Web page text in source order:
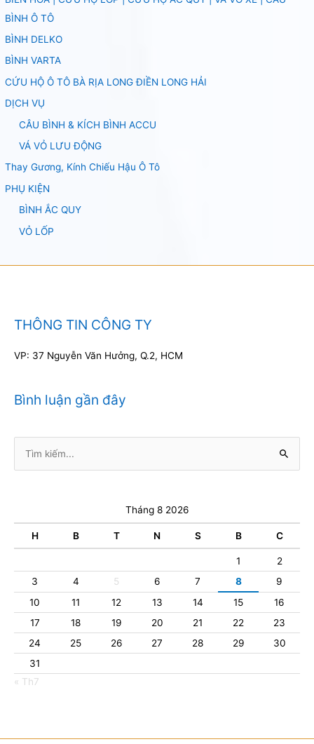
BÌNH Ô TÔ
BÌNH DELKO
BÌNH VARTA
CỨU HỘ Ô TÔ BÀ RỊA LONG ĐIỀN LONG HẢI
DỊCH VỤ
CÂU BÌNH & KÍCH BÌNH ACCU
VÁ VỎ LƯU ĐỘNG
Thay Gương, Kính Chiếu Hậu Ô Tô
PHỤ KIỆN
BÌNH ẮC QUY
VỎ LỐP
THÔNG TIN CÔNG TY
VP: 37 Nguyễn Văn Hưởng, Q.2, HCM
Bình luận gần đây
kiếm:
Tháng 8 2026
H B T N S B C
1
2
3
4 5 6 7 8
9
10
11 12 13 14 15
16
17
18 19 20 21 22
23
24
25 26 27 28 29
30
31
« Th7